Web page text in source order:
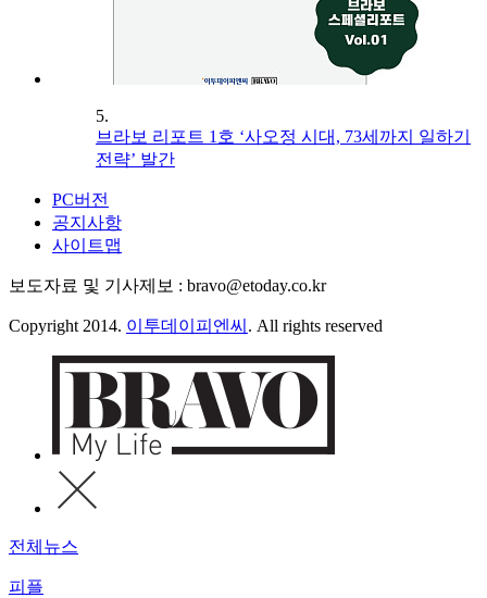
5.
브라보 리포트 1호 ‘사오정 시대, 73세까지 일하기
전략’ 발간
PC버전
공지사항
사이트맵
보도자료 및 기사제보 : bravo@etoday.co.kr
Copyright 2014. 이투데이피엔씨 . All rights reserved
전체뉴스
피플